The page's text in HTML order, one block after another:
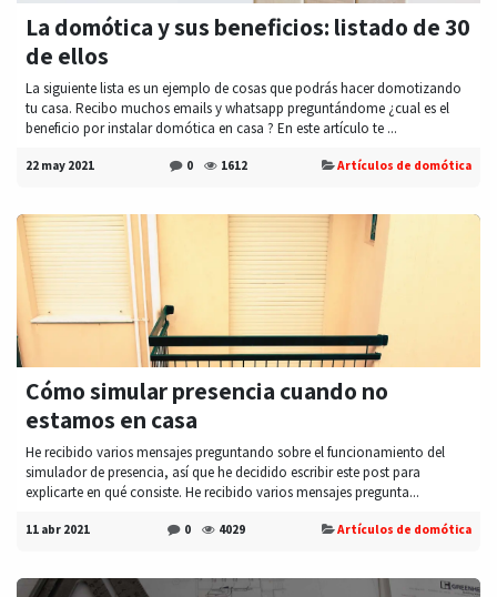
La domótica y sus beneficios: listado de 30
de ellos
La siguiente lista es un ejemplo de cosas que podrás hacer domotizando
tu casa. Recibo muchos emails y whatsapp preguntándome ¿cual es el
beneficio por instalar domótica en casa ? En este artículo te ...
22 may 2021 0 1612 Artículos de domótica
Cómo simular presencia cuando no
estamos en casa
He recibido varios mensajes preguntando sobre el funcionamiento del
simulador de presencia, así que he decidido escribir este post para
explicarte en qué consiste. He recibido varios mensajes pregunta...
11 abr 2021 0 4029 Artículos de domótica